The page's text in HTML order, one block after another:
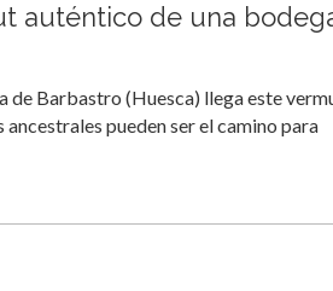
auténtico de una
de Barbastro (Huesca) llega este
pueden ser el camino para